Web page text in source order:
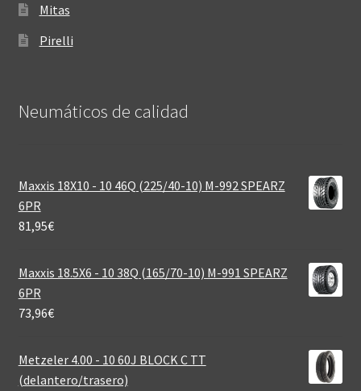
Mitas
Pirelli
Neumáticos de calidad‎
Maxxis 18X10 - 10 46Q (225/40-10) M-992 SPEARZ
6PR
81,95€
Maxxis 18.5X6 - 10 38Q (165/70-10) M-991 SPEARZ
6PR
73,96€
Metzeler 4.00 - 10 60J BLOCK C TT
(delantero/trasero)